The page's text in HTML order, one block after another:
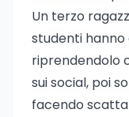
Un terzo
studenti
riprendendolo
sui social, poi
facendo